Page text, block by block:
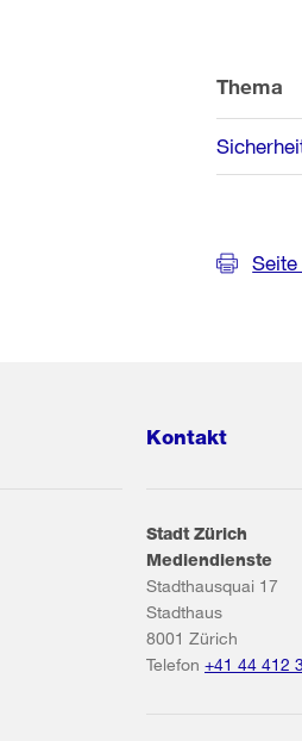
Thema
Kontakt
Stadt Zürich
Mediendienste
Stadthausquai 17
Stadthaus
8001 Zürich
Telefon +41 44 412